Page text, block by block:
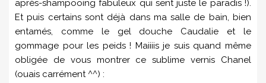
après-shampooing fabuleux qui sent juste le paradis !).
Et puis certains sont déjà dans ma salle de bain, bien
entamés, comme le gel douche Caudalie et le
gommage pour les peids ! Maiiiis je suis quand même
obligée de vous montrer ce sublime vernis Chanel
(ouais carrément ^^) :